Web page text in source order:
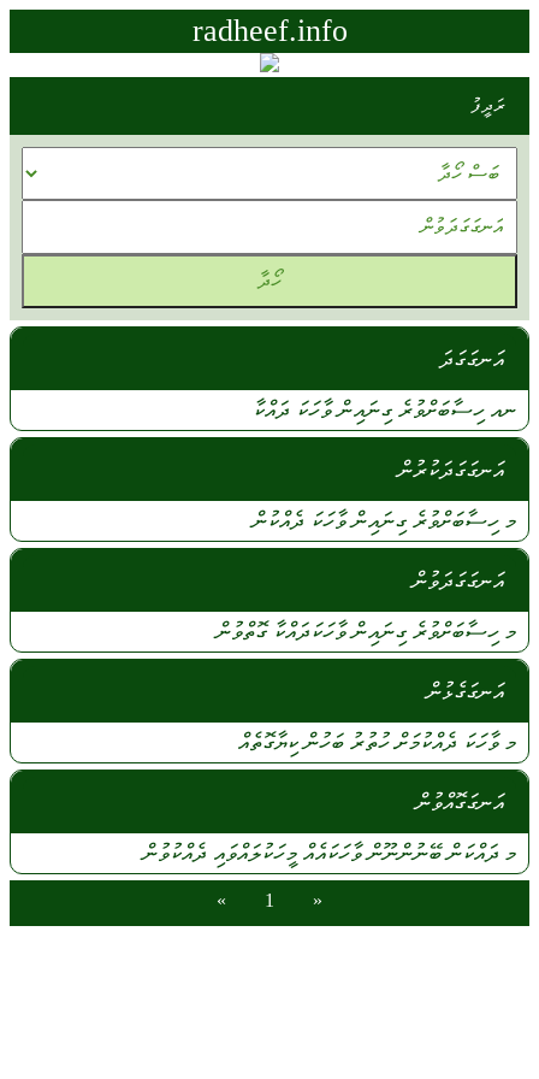
radheef.info
ރަދީފު
އަނގަގަދަ
ނއ ހިސާބަށްވުރެ ގިނައިންވާހަކަ ދައްކާ
އަނގަގަދަކުރުން
މ ހިސާބަށްވުރެ ގިނައިންވާހަކަ ދެއްކުން
އަނގަގަދަވުން
މ ހިސާބަށްވުރެ ގިނައިންވާހަކަދައްކާގޮތްވުން
އަނގަގެޅުން
މވާހަކަ ދެއްކުމަށްހުތުރު ބަހުންކިޔާގޮތެއް
އަނގަގޮއްވުން
މ ދައްކަންބޭނުންނޫންވާހަކައެއް މީހަކުލައްވައި ދެއްކުވުން
«
1
»